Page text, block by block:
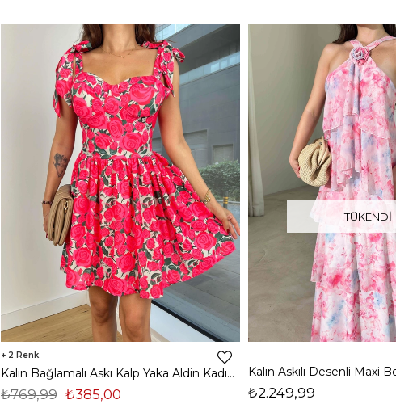
2
Kalın Bağlamalı Askı Kalp Yaka Aldin Kadın Çiçekli Fuşya Mini Elbise 24Y751
₺385,00
₺769,99
TÜKENDI
₺2.249,99